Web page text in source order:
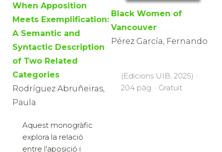
When Apposition
Meets Exemplification:
A Semantic and
Syntactic Description
of Two Related
Categories
Rodríguez Abruñeiras,
Paula
Aquest monogràfic
explora la relació
entre l'aposició i
Black Women of
Vancouver
Pérez García, Fernando
(Edicions UIB, 2025) ·
204 pàg. · Gratuït